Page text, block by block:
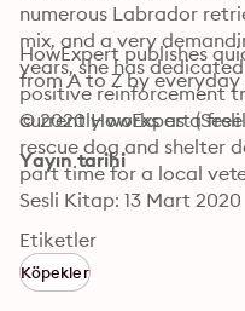
numerous Labrador
mix, and a very
years, she has
positive reinforcement
currently works as a
rescue dog and shelter
part time for a local
HowExpert publishes
from A to Z by everyday
© 2020 HowExpert (Sesli
Yayın tarihi
Sesli Kitap: 13 Mart 2020
Etiketler
Köpekler